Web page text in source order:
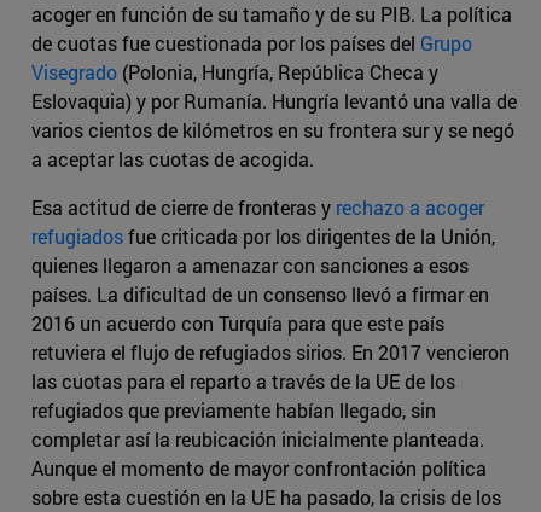
acoger en función de su tamaño y de su PIB. La política
de cuotas fue cuestionada por los países del Grupo
Visegrado (Polonia, Hungría, República Checa y
Eslovaquia) y por Rumanía. Hungría levantó una valla de
varios cientos de kilómetros en su frontera sur y se negó
a aceptar las cuotas de acogida.
Esa actitud de cierre de fronteras y rechazo a acoger
refugiadosfue criticada por los dirigentes de la Unión,
quienes llegaron a amenazar con sanciones a esos
países. La dificultad de un consenso llevó a firmar en
2016 un acuerdo con Turquía para que este país
retuviera el flujo de refugiados sirios. En 2017 vencieron
las cuotas para el reparto a través de la UE de los
refugiados que previamente habían llegado, sin
completar así la reubicación inicialmente planteada.
Aunque el momento de mayor confrontación política
sobre esta cuestión en la UE ha pasado, la crisis de los